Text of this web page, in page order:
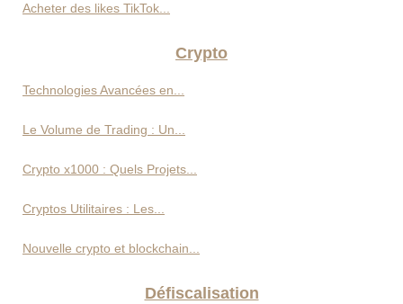
Acheter des likes TikTok...
Crypto
Technologies Avancées en...
Le Volume de Trading : Un...
Crypto x1000 : Quels Projets...
Cryptos Utilitaires : Les...
Nouvelle crypto et blockchain...
Défiscalisation